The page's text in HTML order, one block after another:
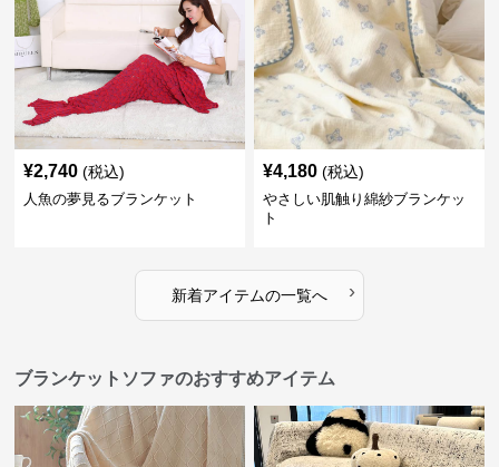
¥2,740 (税込)
人魚の夢見るブランケット
¥4,180 (税込)
やさしい肌触り綿紗ブランケッ
ト
新着アイテムの一覧へ ›
ブランケットソファのおすすめアイテム